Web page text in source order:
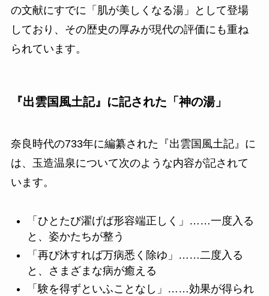
の文献にすでに「肌が美しくなる湯」として登場
しており、その歴史の厚みが現代の評価にも重ね
られています。
『出雲国風土記』に記された「神の湯」
奈良時代の733年に編纂された『出雲国風土記』に
は、玉造温泉について次のような内容が記されて
います。
「ひとたび濯げば形容端正しく」……一度入る
と、姿かたちが整う
「再び沐すれば万病悉く除ゆ」……二度入る
と、さまざまな病が癒える
「験を得ずといふことなし」……効果が得られ